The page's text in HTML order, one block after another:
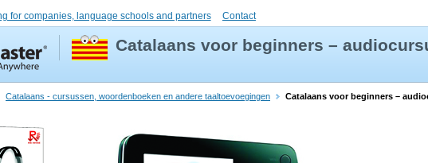
for companies, language schools and partners Contact
Catalaans voor beginners –
Catalaans - cursussen, woordenboeken en andere taaltoevoegingen Catalaans voor beginners –